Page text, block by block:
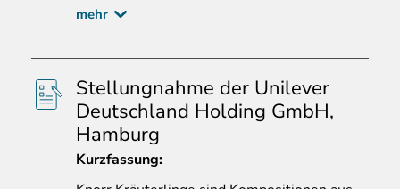
mehr
Stellungnahme der Unilever
Deutschland Holding GmbH,
Hamburg
Kurzfassung: